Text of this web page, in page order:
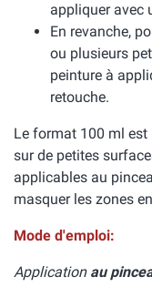
appliquer avec
En revanche,
ou plusieurs
peinture à
retouche.
Le format 100 ml
sur de petites
applicables au
masquer les zones
Mode d'emploi:
Application au